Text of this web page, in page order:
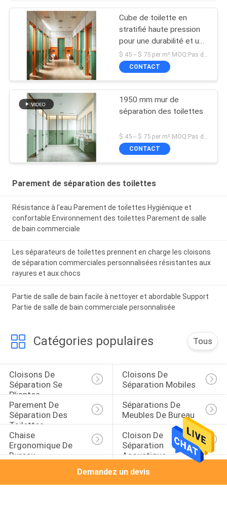
Cube de toilette en
stratifié haute pression
pour une durabilité et une
résistance aux rayures
$ 45 -- $ 75 per m² MOQ:Pas de MOQ
CONTACT
1950 mm mur de
séparation des toilettes
$ 45 -- $ 75 per m² MOQ:Pas de MOQ
CONTACT
Parement de séparation des toilettes
Résistance à l'eau Parement de toilettes Hygiénique et
confortable Environnement des toilettes Parement de salle
de bain commerciale
Les séparateurs de toilettes prennent en charge les cloisons
de séparation commerciales personnalisées résistantes aux
rayures et aux chocs
Partie de salle de bain facile à nettoyer et abordable Support
Partie de salle de bain commerciale personnalisée
Catégories populaires Tous
Cloisons De
Séparation Se
Pliantes
Cloisons De
Séparation Mobiles
Parement De
Séparation Des
Toilettes
Séparations De
Meubles De Bureau
Chaise
Ergonomique De
Bureau
Cloison De
Séparation
Acoustique
Séparations Saines
De Preuve
Demandez un devis